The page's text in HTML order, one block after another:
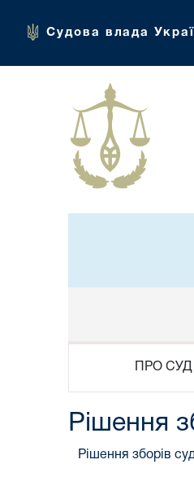
Судова влада
ПРО СУД
Рішення
Рішення зборів